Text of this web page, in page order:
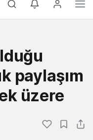
paylaşım
üzere